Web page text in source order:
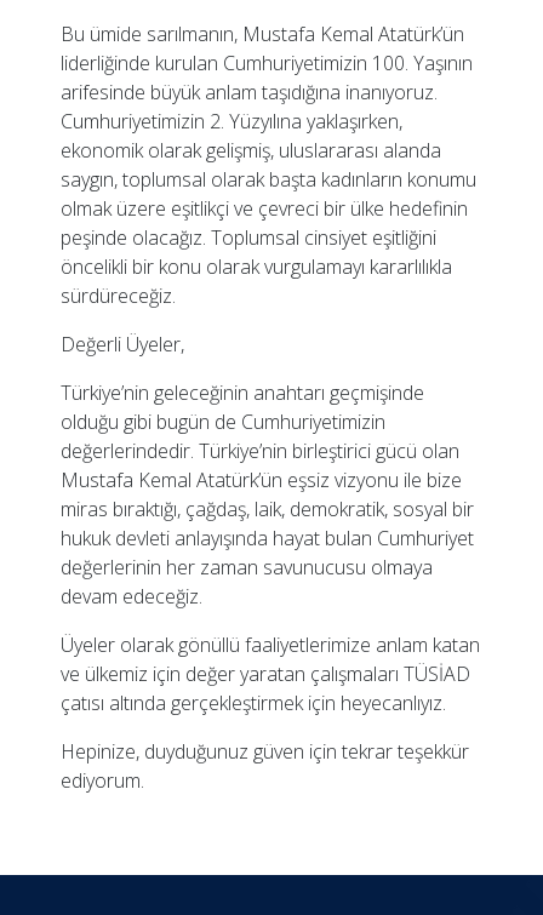
Bu ümide sarılmanın, Mustafa Kemal Atatürk’ün
liderliğinde kurulan Cumhuriyetimizin 100. Yaşının
arifesinde büyük anlam taşıdığına inanıyoruz.
Cumhuriyetimizin 2. Yüzyılına yaklaşırken,
ekonomik olarak gelişmiş, uluslararası alanda
saygın, toplumsal olarak başta kadınların konumu
olmak üzere eşitlikçi ve çevreci bir ülke hedefinin
peşinde olacağız. Toplumsal cinsiyet eşitliğini
öncelikli bir konu olarak vurgulamayı kararlılıkla
sürdüreceğiz.
Değerli Üyeler,
Türkiye’nin geleceğinin anahtarı geçmişinde
olduğu gibi bugün de Cumhuriyetimizin
değerlerindedir. Türkiye’nin birleştirici gücü olan
Mustafa Kemal Atatürk’ün eşsiz vizyonu ile bize
miras bıraktığı, çağdaş, laik, demokratik, sosyal bir
hukuk devleti anlayışında hayat bulan Cumhuriyet
değerlerinin her zaman savunucusu olmaya
devam edeceğiz.
Üyeler olarak gönüllü faaliyetlerimize anlam katan
ve ülkemiz için değer yaratan çalışmaları TÜSİAD
çatısı altında gerçekleştirmek için heyecanlıyız.
Hepinize, duyduğunuz güven için tekrar teşekkür
ediyorum.